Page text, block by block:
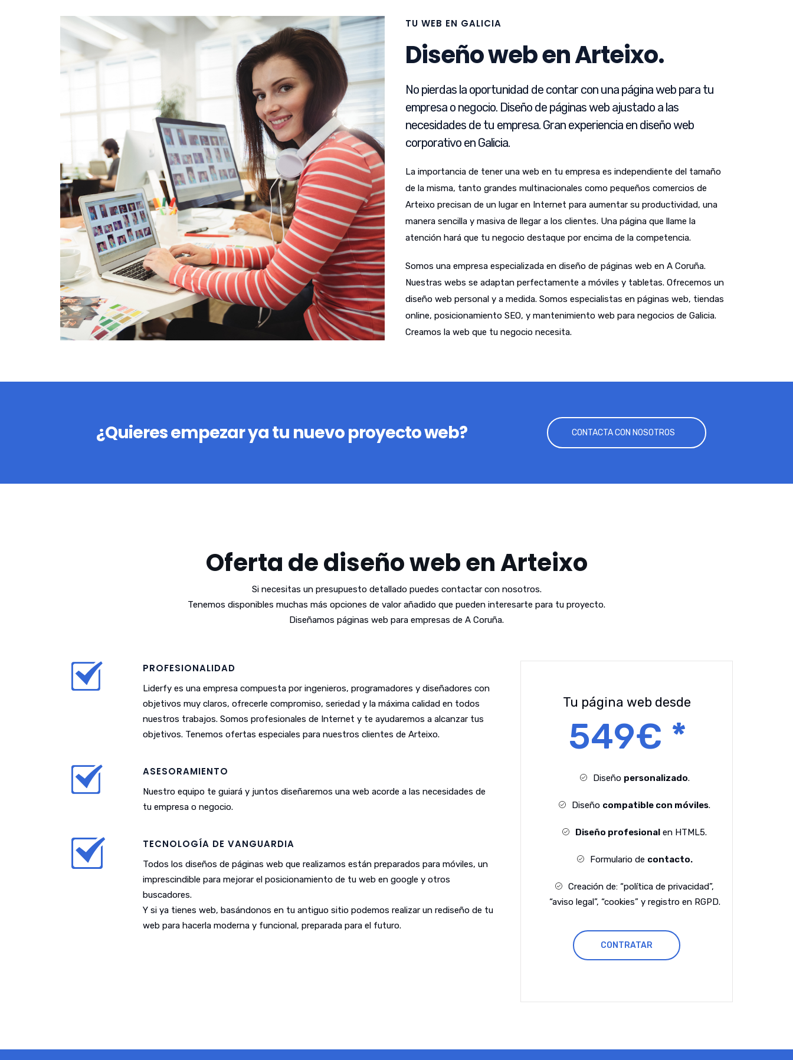
TU WEB EN GALICIA
Diseño web en Arteixo.
No pierdas la oportunidad de contar con una página web para tu
empresa o negocio. Diseño de páginas web ajustado a las
necesidades de tu empresa. Gran experiencia en diseño web
corporativo en Galicia.
La importancia de tener una web en tu empresa es independiente del tamaño
de la misma, tanto grandes multinacionales como pequeños comercios de
Arteixo precisan de un lugar en Internet para aumentar su productividad, una
manera sencilla y masiva de llegar a los clientes. Una página que llame la
atención hará que tu negocio destaque por encima de la competencia.
Somos una empresa especializada en diseño de páginas web en A Coruña.
Nuestras webs se adaptan perfectamente a móviles y tabletas. Ofrecemos un
diseño web personal y a medida. Somos especialistas en páginas web, tiendas
online, posicionamiento SEO, y mantenimiento web para negocios de Galicia.
Creamos la web que tu negocio necesita.
¿Quieres empezar ya tu nuevo proyecto web? CONTACTA CON NOSOTROS
Oferta de diseño web en Arteixo
Si necesitas un presupuesto detallado puedes contactar con nosotros.
Tenemos disponibles muchas más opciones de valor añadido que pueden interesarte para tu proyecto.
Diseñamos páginas web para empresas de A Coruña.
PROFESIONALIDAD
Liderfy es una empresa compuesta por ingenieros, programadores y diseñadores con
objetivos muy claros, ofrecerle compromiso, seriedad y la máxima calidad en todos
nuestros trabajos. Somos profesionales de Internet y te ayudaremos a alcanzar tus
objetivos. Tenemos ofertas especiales para nuestros clientes de Arteixo.
ASESORAMIENTO
Nuestro equipo te guiará y juntos diseñaremos una web acorde a las necesidades de
tu empresa o negocio.
TECNOLOGÍA DE VANGUARDIA
Todos los diseños de páginas web que realizamos están preparados para móviles, un
imprescindible para mejorar el posicionamiento de tu web en google y otros
buscadores.
Y si ya tienes web, basándonos en tu antiguo sitio podemos realizar un rediseño de tu
web para hacerla moderna y funcional, preparada para el futuro.
Tu página web desde
549€ *
Diseño personalizado.
Diseño compatible con móviles.
Diseño profesional en HTML5.
Formulario de contacto.
Creación de: “política de privacidad”,
“aviso legal”, “cookies” y registro en RGPD.
CONTRATAR